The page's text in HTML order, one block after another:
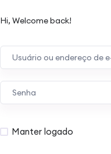
Hi, Welcome back!
Manter logado